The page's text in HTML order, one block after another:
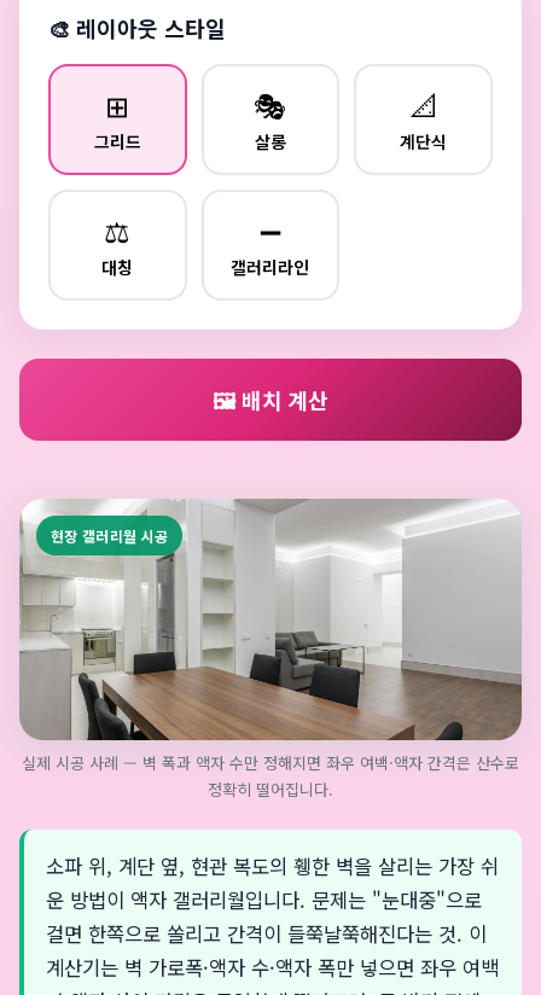
🎨 레이아웃 스타일
⊞
그리드
🎭
살롱
📐
계단식
⚖️
대칭
➖
갤러리라인
🖼️ 배치 계산
현장 갤러리월 시공
실제 시공 사례 — 벽 폭과 액자 수만 정해지면 좌우 여백·액자 간격은 산수로
정확히 떨어집니다.
소파 위, 계단 옆, 현관 복도의 휑한 벽을 살리는 가장 쉬
운 방법이 액자 갤러리월입니다. 문제는 "눈대중"으로
걸면 한쪽으로 쏠리고 간격이 들쭉날쭉해진다는 것. 이
계산기는 벽 가로폭·액자 수·액자 폭만 넣으면 좌우 여백